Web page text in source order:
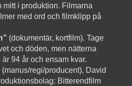
mitt i produktion. Filmarna
med ord och filmklipp på
(dokumentär, kortfilm). Tage
och döden, men nätterna
94 år och ensam kvar.
regi/producent), David
Bitterendfilm